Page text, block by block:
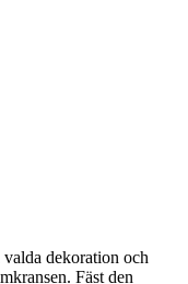
dekoration och
Fäst den